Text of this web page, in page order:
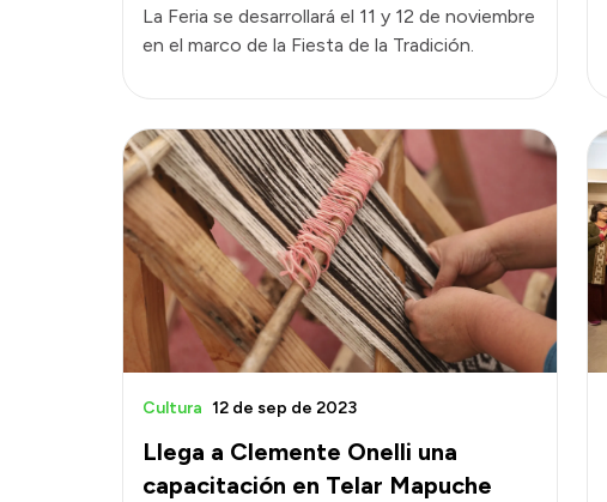
La Feria se desarrollará el 11 y 12 de noviembre
en el marco de la Fiesta de la Tradición.
Llega a Clemente Onelli una
capacitación en Telar Mapuche
Cultura 12 de sep de 2023